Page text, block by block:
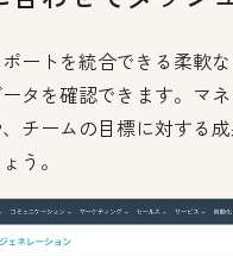
ートを統合できる柔軟
タを確認できます。マ
チームの目標に対する
う。